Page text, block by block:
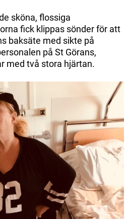
sköna, flossiga
fick klippas sönder för att
baksäte med sikte på
på St Görans,
med två stora hjärtan.